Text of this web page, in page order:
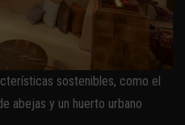
sostenibles, como el
abejas y un huerto urbano